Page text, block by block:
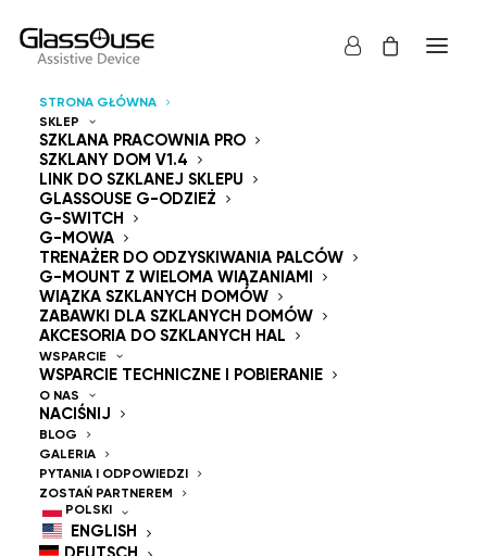
STRONA GŁÓWNA
SKLEP
SZKLANA PRACOWNIA PRO
SZKLANY DOM V1.4
LINK DO SZKLANEJ SKLEPU
GLASSOUSE G-ODZIEŻ
G-SWITCH
G-MOWA
TRENAŻER DO ODZYSKIWANIA PALCÓW
G-MOUNT Z WIELOMA WIĄZANIAMI
WIĄZKA SZKLANYCH DOMÓW
ZABAWKI DLA SZKLANYCH DOMÓW
AKCESORIA DO SZKLANYCH HAL
WSPARCIE
WSPARCIE TECHNICZNE I POBIERANIE
O NAS
NACIŚNIJ
BLOG
GALERIA
PYTANIA I ODPOWIEDZI
ZOSTAŃ PARTNEREM
POLSKI
ENGLISH
Urządzenia sterujące
Bez użycia rąk
GlassOuse — The
World's #1 Hands-Free
Mouse & Head
Controlled Mouse for
People With